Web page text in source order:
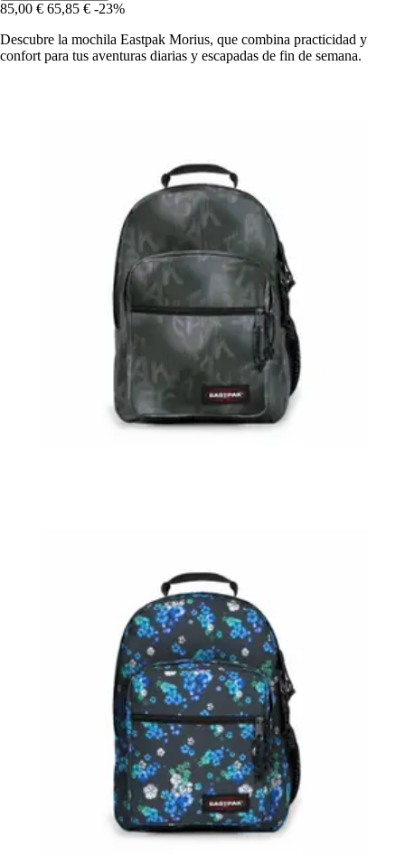
85,00 € 65,85 € -23%
Descubre la mochila Eastpak Morius, que combina practicidad y
confort para tus aventuras diarias y escapadas de fin de semana.